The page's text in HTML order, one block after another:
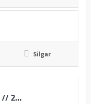
Silgar
Grade Discos 20-26” // 20 Discos